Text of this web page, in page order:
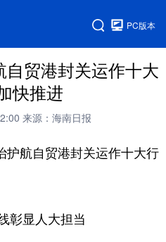
PC版本
贸港封关运作十大
快推进
来源：海南日报
护航自贸港封关运作十大行
彰显人大担当